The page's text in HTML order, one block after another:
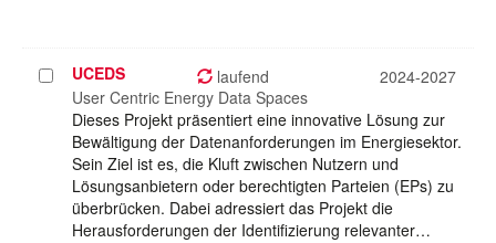
Projekt
auswählen
UCEDS laufend
2024-2027
User Centric Energy Data Spaces
Dieses Projekt präsentiert eine innovative Lösung zur
Bewältigung der Datenanforderungen im Energiesektor.
Sein Ziel ist es, die Kluft zwischen Nutzern und
Lösungsanbietern oder berechtigten Parteien (EPs) zu
überbrücken. Dabei adressiert das Projekt die
Herausforderungen der Identifizierung relevanter…